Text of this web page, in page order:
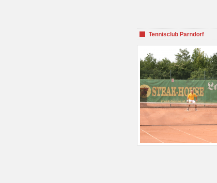
Tennisclub Parndorf